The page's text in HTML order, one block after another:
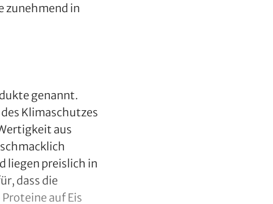
zunehmend in
genannt.
Klimaschutzes
aus
liegen preislich in
dass die
auf Eis